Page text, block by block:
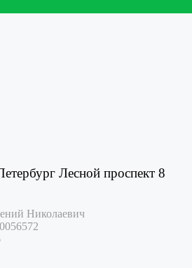
Лесной проспект 8
Николаевич